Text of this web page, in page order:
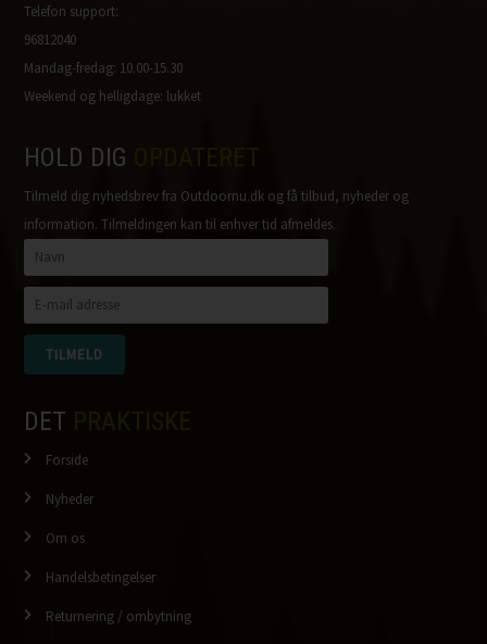
Telefon support:
96812040
Mandag-fredag: 10.00-15.30
Weekend og helligdage: lukket
HOLD DIG
Tilmeld dig nyhedsbrev fra Outdoornu.dk og få tilbud, nyheder og
information. Tilmeldingen kan til enhver tid afmeldes.
DET
Forside
Nyheder
Om os
Handelsbetingelser
Returnering / ombytning